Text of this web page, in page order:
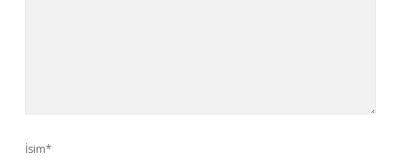
İsim*